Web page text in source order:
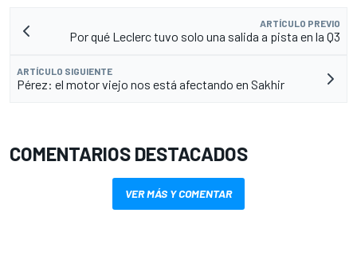
ARTÍCULO PREVIO
Por qué Leclerc tuvo solo una salida a pista en la Q3
ARTÍCULO SIGUIENTE
Pérez: el motor viejo nos está afectando en Sakhir
COMENTARIOS DESTACADOS
VER MÁS Y COMENTAR